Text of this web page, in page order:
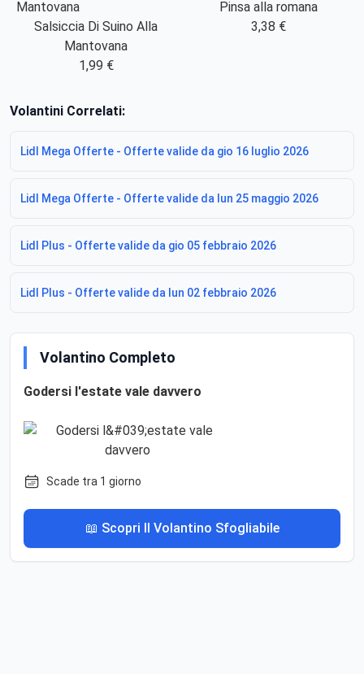
Salsiccia Di Suino Alla
Mantovana
1,99 €
Pinsa alla romana
3,38 €
Volantini Correlati:
Lidl Mega Offerte - Offerte valide da gio 16 luglio 2026
Lidl Mega Offerte - Offerte valide da lun 25 maggio 2026
Lidl Plus - Offerte valide da gio 05 febbraio 2026
Lidl Plus - Offerte valide da lun 02 febbraio 2026
Volantino Completo
Godersi l'estate vale davvero
Scade tra 1 giorno
📖 Scopri Il Volantino Sfogliabile